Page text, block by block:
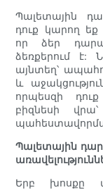
Պալետային
դուք կարող եք
որ ձեր
ձեռքերում է:
այնտեղ՝
և
որպեսզի
բիզնեսի
Պալետային
Երբ խոսքը